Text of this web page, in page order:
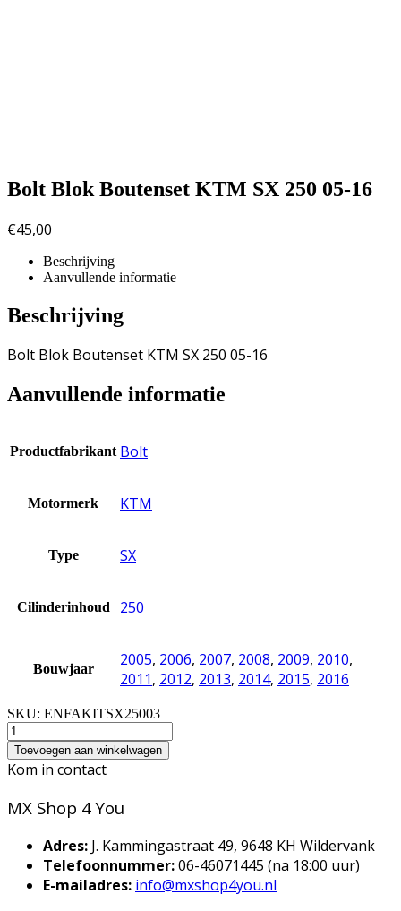
Bolt Blok Boutenset KTM SX 250 05-16
€45,00
Beschrijving
Aanvullende informatie
Beschrijving
Bolt Blok Boutenset KTM SX 250 05-16
Aanvullende informatie
Productfabrikant Bolt
Motormerk KTM
Type SX
Cilinderinhoud 250
Bouwjaar 2005, 2006, 2007, 2008, 2009, 2010,
2011, 2012, 2013, 2014, 2015, 2016
SKU: ENFAKITSX25003
Toevoegen aan winkelwagen
Kom in contact
MX Shop 4 You
Adres: J. Kammingastraat 49, 9648 KH Wildervank
Telefoonnummer:06-46071445 (na 18:00 uur)
E-mailadres: info@mxshop4you.nl